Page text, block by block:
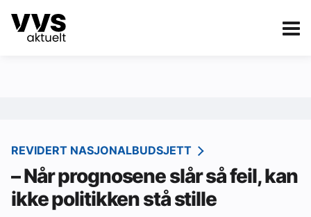
Kategorier
Sanitær
Ventilasjon
Varme og energi
REVIDERT NASJONALBUDSJETT
– Når prognosene slår så feil, kan
ikke politikken stå stille